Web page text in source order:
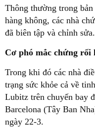
Thông thường trong
hàng không, các nhà
đã biên tập và chỉnh sửa.
Cơ phó mắc chứng rối
Trong khi đó các nhà
trạng sức khỏe cả về
Lubitz trên chuyến bay
Barcelona (Tây Ban
ngày 22-3.